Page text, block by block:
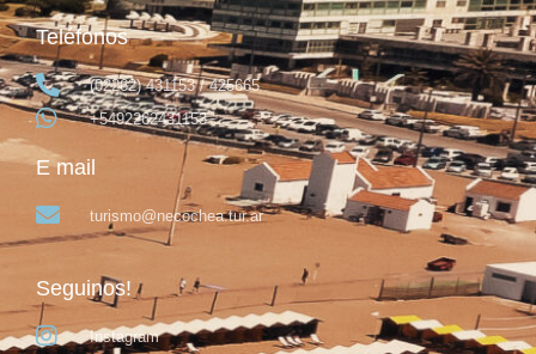
Teléfonos
(02262) 431153 / 425665
+5492262431153
E mail
turismo@necochea.tur.ar
Seguinos!
Instagram